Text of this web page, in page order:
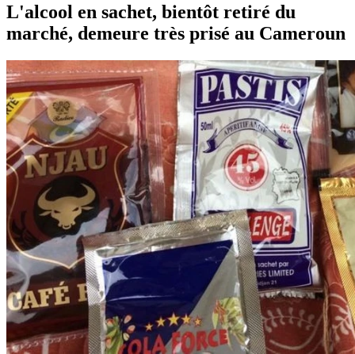
L'alcool en sachet, bientôt retiré du
marché, demeure très prisé au Cameroun